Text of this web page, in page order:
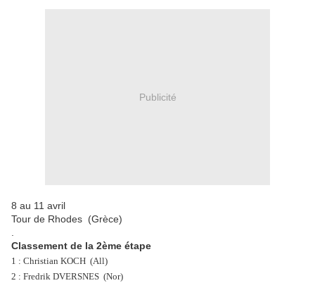
Publicité
8 au 11 avril
Tour de Rhodes (Grèce)
Classement de la 2ème étape
1 : Christian KOCH (All)
2 : Fredrik DVERSNES (Nor)